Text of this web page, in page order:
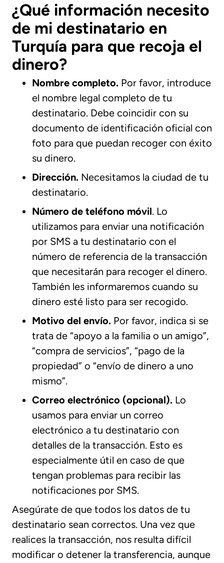
¿Qué información necesito
de mi destinatario en
Turquía para que recoja el
dinero?
Nombre completo. Por favor, introduce
el nombre legal completo de tu
destinatario. Debe coincidir con su
documento de identificación oficial con
foto para que puedan recoger con éxito
su dinero.
Dirección. Necesitamos la ciudad de tu
destinatario.
Número de teléfono móvil. Lo
utilizamos para enviar una notificación
por SMS a tu destinatario con el
número de referencia de la transacción
que necesitarán para recoger el dinero.
También les informaremos cuando su
dinero esté listo para ser recogido.
Motivo del envío. Por favor, indica si se
trata de “apoyo a la familia o un amigo”,
“compra de servicios”, “pago de la
propiedad” o “envío de dinero a uno
mismo”.
Correo electrónico (opcional). Lo
usamos para enviar un correo
electrónico a tu destinatario con
detalles de la transacción. Esto es
especialmente útil en caso de que
tengan problemas para recibir las
notificaciones por SMS.
Asegúrate de que todos los datos de tu
destinatario sean correctos. Una vez que
realices la transacción, nos resulta difícil
modificar o detener la transferencia, aunque